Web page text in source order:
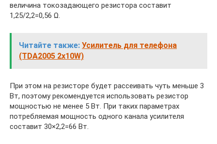
величина токозадающего резистора составит
1,25/2,2=0,56 Ω.
Читайте также: Усилитель для телефона
(TDA2005 2x10W)
При этом на резисторе будет рассеивать чуть меньше 3
Вт, поэтому рекомендуется использовать резистор
мощностью не менее 5 Вт. При таких параметрах
потребляемая мощность одного канала усилителя
составит 30×2,2=66 Вт.